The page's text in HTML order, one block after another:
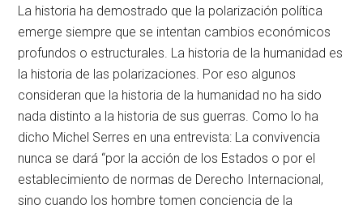
La historia ha demostrado que la polarización política
emerge siempre que se intentan cambios económicos
profundos o estructurales. La historia de la humanidad es
la historia de las polarizaciones. Por eso algunos
consideran que la historia de la humanidad no ha sido
nada distinto a la historia de sus guerras. Como lo ha
dicho Michel Serres en una entrevista: La convivencia
nunca se dará “por la acción de los Estados o por el
establecimiento de normas de Derecho Internacional,
sino cuando los hombre tomen conciencia de la